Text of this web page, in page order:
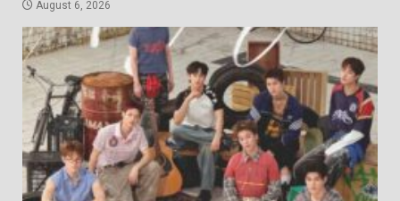
August 6, 2026